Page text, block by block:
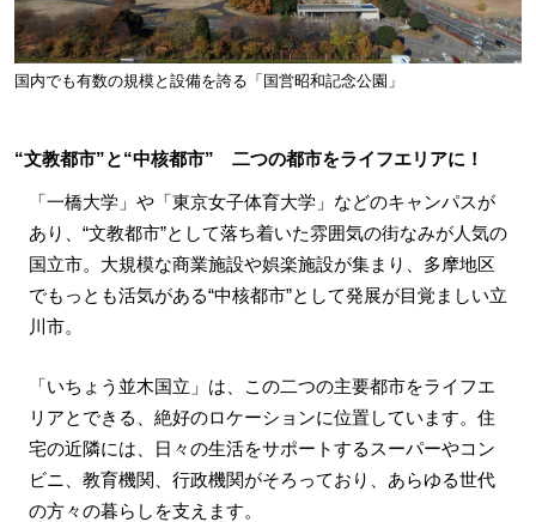
国内でも有数の規模と設備を誇る「国営昭和記念公園」
“文教都市”と“中核都市” 二つの都市をライフエリアに！
「一橋大学」や「東京女子体育大学」などのキャンパスが
あり、“文教都市”として落ち着いた雰囲気の街なみが人気の
国立市。大規模な商業施設や娯楽施設が集まり、多摩地区
でもっとも活気がある“中核都市”として発展が目覚ましい立
川市。
「いちょう並木国立」は、この二つの主要都市をライフエ
リアとできる、絶好のロケーションに位置しています。住
宅の近隣には、日々の生活をサポートするスーパーやコン
ビニ、教育機関、行政機関がそろっており、あらゆる世代
の方々の暮らしを支えます。